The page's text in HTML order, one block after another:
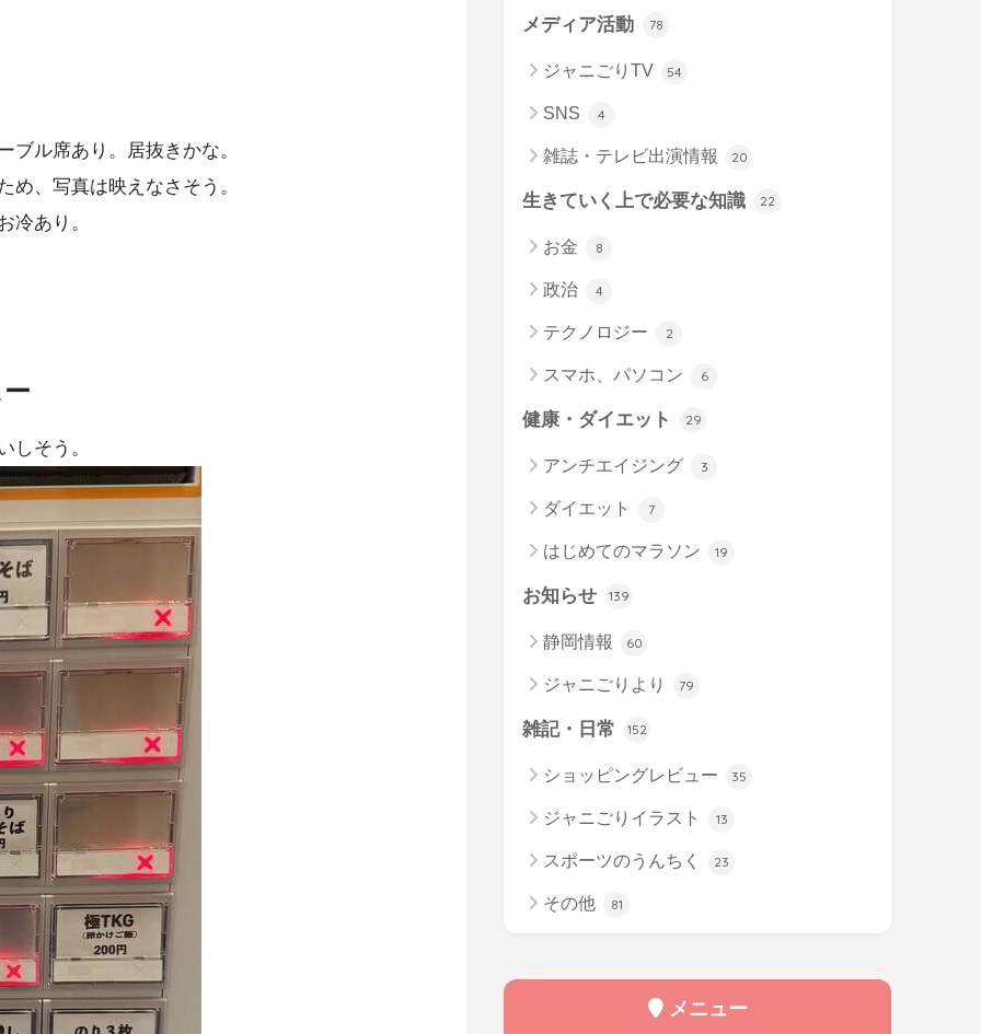
ブル席あり。居抜きかな。
め、写真は映えなさそう。
冷あり。
しそう。
メディア活動 78
ジャニごりTV 54
SNS 4
雑誌・テレビ出演情報 20
生きていく上で必要な知識 22
お金 8
政治 4
テクノロジー 2
スマホ、パソコン 6
健康・ダイエット 29
アンチエイジング 3
ダイエット 7
はじめてのマラソン 19
お知らせ 139
静岡情報 60
ジャニごりより 79
雑記・日常 152
ショッピングレビュー 35
ジャニごりイラスト 13
スポーツのうんちく 23
その他 81
メニュー